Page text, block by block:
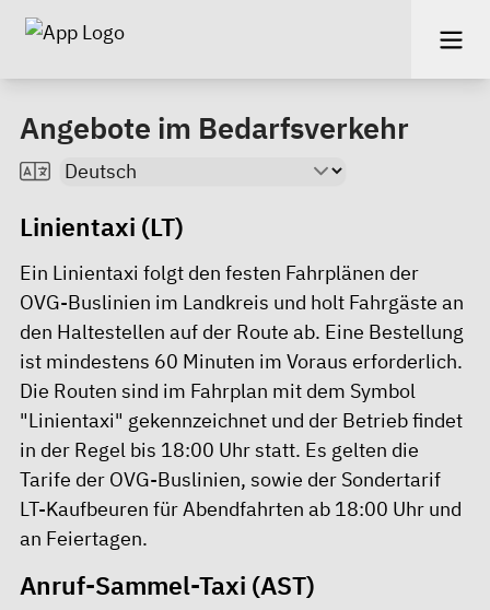
Angebote im Bedarfsverkehr
Linientaxi (LT)
Ein Linientaxi folgt den festen Fahrplänen der
OVG-Buslinien im Landkreis und holt Fahrgäste an
den Haltestellen auf der Route ab. Eine Bestellung
ist mindestens 60 Minuten im Voraus erforderlich.
Die Routen sind im Fahrplan mit dem Symbol
"Linientaxi" gekennzeichnet und der Betrieb findet
in der Regel bis 18:00 Uhr statt. Es gelten die
Tarife der OVG-Buslinien, sowie der Sondertarif
LT-Kaufbeuren für Abendfahrten ab 18:00 Uhr und
an Feiertagen.
Anruf-Sammel-Taxi (AST)